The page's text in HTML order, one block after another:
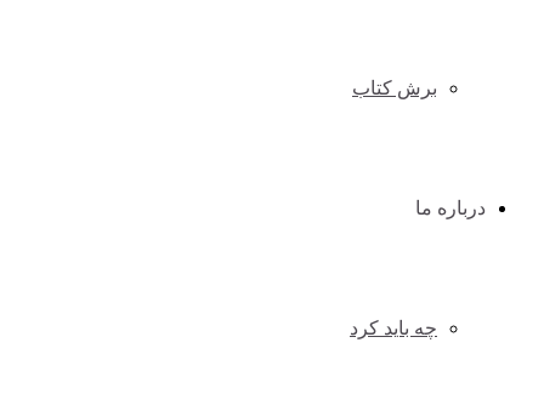
برش کتاب
درباره ما
چه باید کرد